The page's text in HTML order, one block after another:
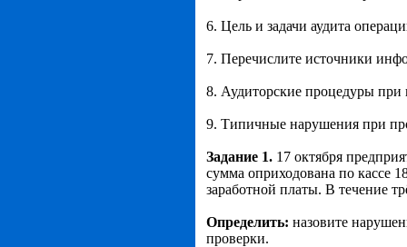
6. Цель и задачи аудита
7. Перечислите источники
8. Аудиторские процедуры при
9. Типичные нарушения при
Задание 1. 17 октября
сумма оприходована по кассе
заработной платы. В течение
Определить: назовите
проверки.